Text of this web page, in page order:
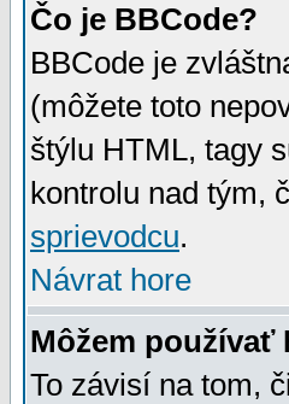
Čo je BBCode?
BBCode je
(môžete toto
štýlu HTML, tagy
kontrolu nad tým,
sprievodcu.
Návrat hore
Môžem používať
To závisí na tom,